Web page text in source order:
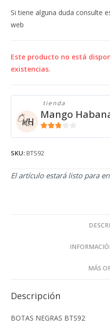
Si tiene alguna duda consulte
web
Este producto no está
existencias.
tienda
Mango
SKU:BTS92
El artículo estará listo para
MÁS
Descripción
BOTAS NEGRAS BTS92